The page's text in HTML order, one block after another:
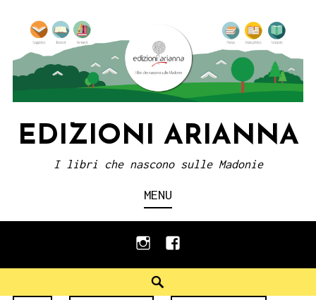
content
EDIZIONI ARIANNA
I libri che nascono sulle Madonie
MENU
instagramfacebook